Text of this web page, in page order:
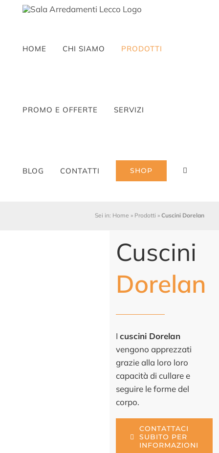
HOME CHI SIAMO PRODOTTI
PROMO E OFFERTE SERVIZI
BLOG CONTATTI SHOP
Sei in: Home » Prodotti » Cuscini Dorelan
Cuscini
Dorelan
Icuscini Dorelan
vengono apprezzati
grazie alla loro loro
capacità di cullare e
seguire le forme del
corpo.
CONTATTACI
SUBITO PER
INFORMAZIONI